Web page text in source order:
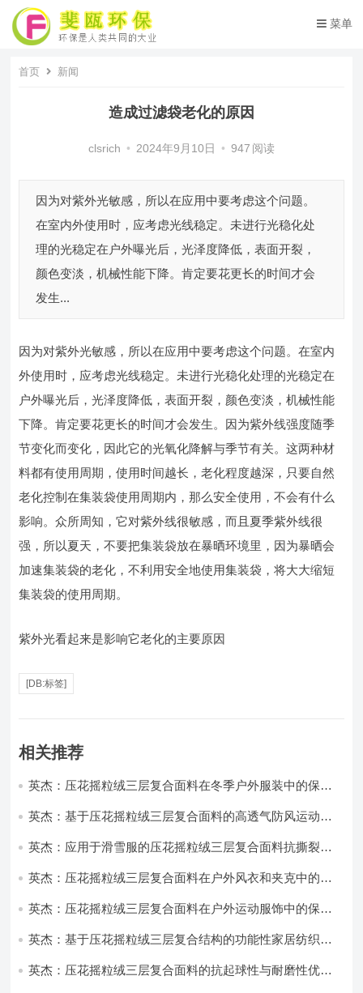
菜单
首页 新闻
造成过滤袋老化的原因
clsrich • 2024年9月10日 • 947 阅读
因为对紫外光敏感，所以在应用中要考虑这个问题。
在室内外使用时，应考虑光线稳定。未进行光稳化处
理的光稳定在户外曝光后，光泽度降低，表面开裂，
颜色变淡，机械性能下降。肯定要花更长的时间才会
发生...
因为对紫外光敏感，所以在应用中要考虑这个问题。在室内
外使用时，应考虑光线稳定。未进行光稳化处理的光稳定在
户外曝光后，光泽度降低，表面开裂，颜色变淡，机械性能
下降。肯定要花更长的时间才会发生。因为紫外线强度随季
节变化而变化，因此它的光氧化降解与季节有关。这两种材
料都有使用周期，使用时间越长，老化程度越深，只要自然
老化控制在集装袋使用周期内，那么安全使用，不会有什么
影响。众所周知，它对紫外线很敏感，而且夏季紫外线很
强，所以夏天，不要把集装袋放在暴晒环境里，因为暴晒会
加速集装袋的老化，不利用安全地使用集装袋，将大大缩短
集装袋的使用周期。
紫外光看起来是影响它老化的主要原因
[DB:标签]
相关推荐
英杰：压花摇粒绒三层复合面料在冬季户外服装中的保暖
英杰：基于压花摇粒绒三层复合面料的高透气防风运动服
英杰：应用于滑雪服的压花摇粒绒三层复合面料抗撕裂与
英杰：压花摇粒绒三层复合面料在户外风衣和夹克中的应
英杰：压花摇粒绒三层复合面料在户外运动服饰中的保暖
英杰：基于压花摇粒绒三层复合结构的功能性家居纺织品
英杰：压花摇粒绒三层复合面料的抗起球性与耐磨性优化